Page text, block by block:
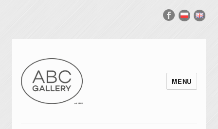
MENU